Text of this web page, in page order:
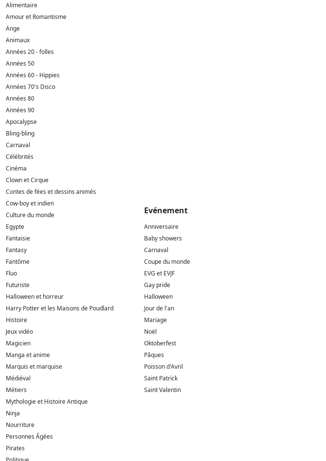
Alimentaire
Amour et Romantisme
Ange
Animaux
Années 20 - folles
Années 50
Années 60 - Hippies
Années 70's Disco
Années 80
Années 90
Apocalypse
Bling-bling
Carnaval
Célébrités
Cinéma
Clown et Cirque
Contes de fées et dessins animés
Cow-boy et indien
Culture du monde
Egypte
Fantaisie
Fantasy
Fantôme
Fluo
Futuriste
Halloween et horreur
Harry Potter et les Maisons de Poudlard
Histoire
Jeux vidéo
Magicien
Manga et anime
Marquis et marquise
Médiéval
Métiers
Mythologie et Histoire Antique
Ninja
Nourriture
Personnes Âgées
Pirates
Evénement
Anniversaire
Baby showers
Carnaval
Coupe du monde
EVG et EVJF
Gay pride
Halloween
Jour de l'an
Mariage
Noël
Oktoberfest
Pâques
Poisson d'Avril
Saint Patrick
Saint Valentin